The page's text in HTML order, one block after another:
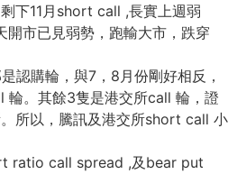
下11月short call ,長實上週弱
市已見弱勢，跑輸大市，跌穿
認購輪，與7，8月份剛好相反，
輪。其餘3隻是港交所call 輪，證
所以，騰訊及港交所short call 小
ratio call spread ,及bear put